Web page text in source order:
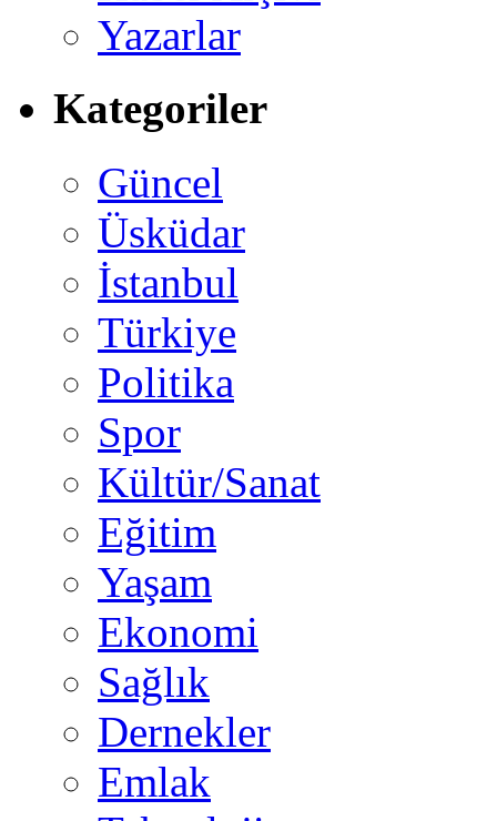
Yazarlar
Kategoriler
Güncel
Üsküdar
İstanbul
Türkiye
Politika
Spor
Kültür/Sanat
Eğitim
Yaşam
Ekonomi
Sağlık
Dernekler
Emlak